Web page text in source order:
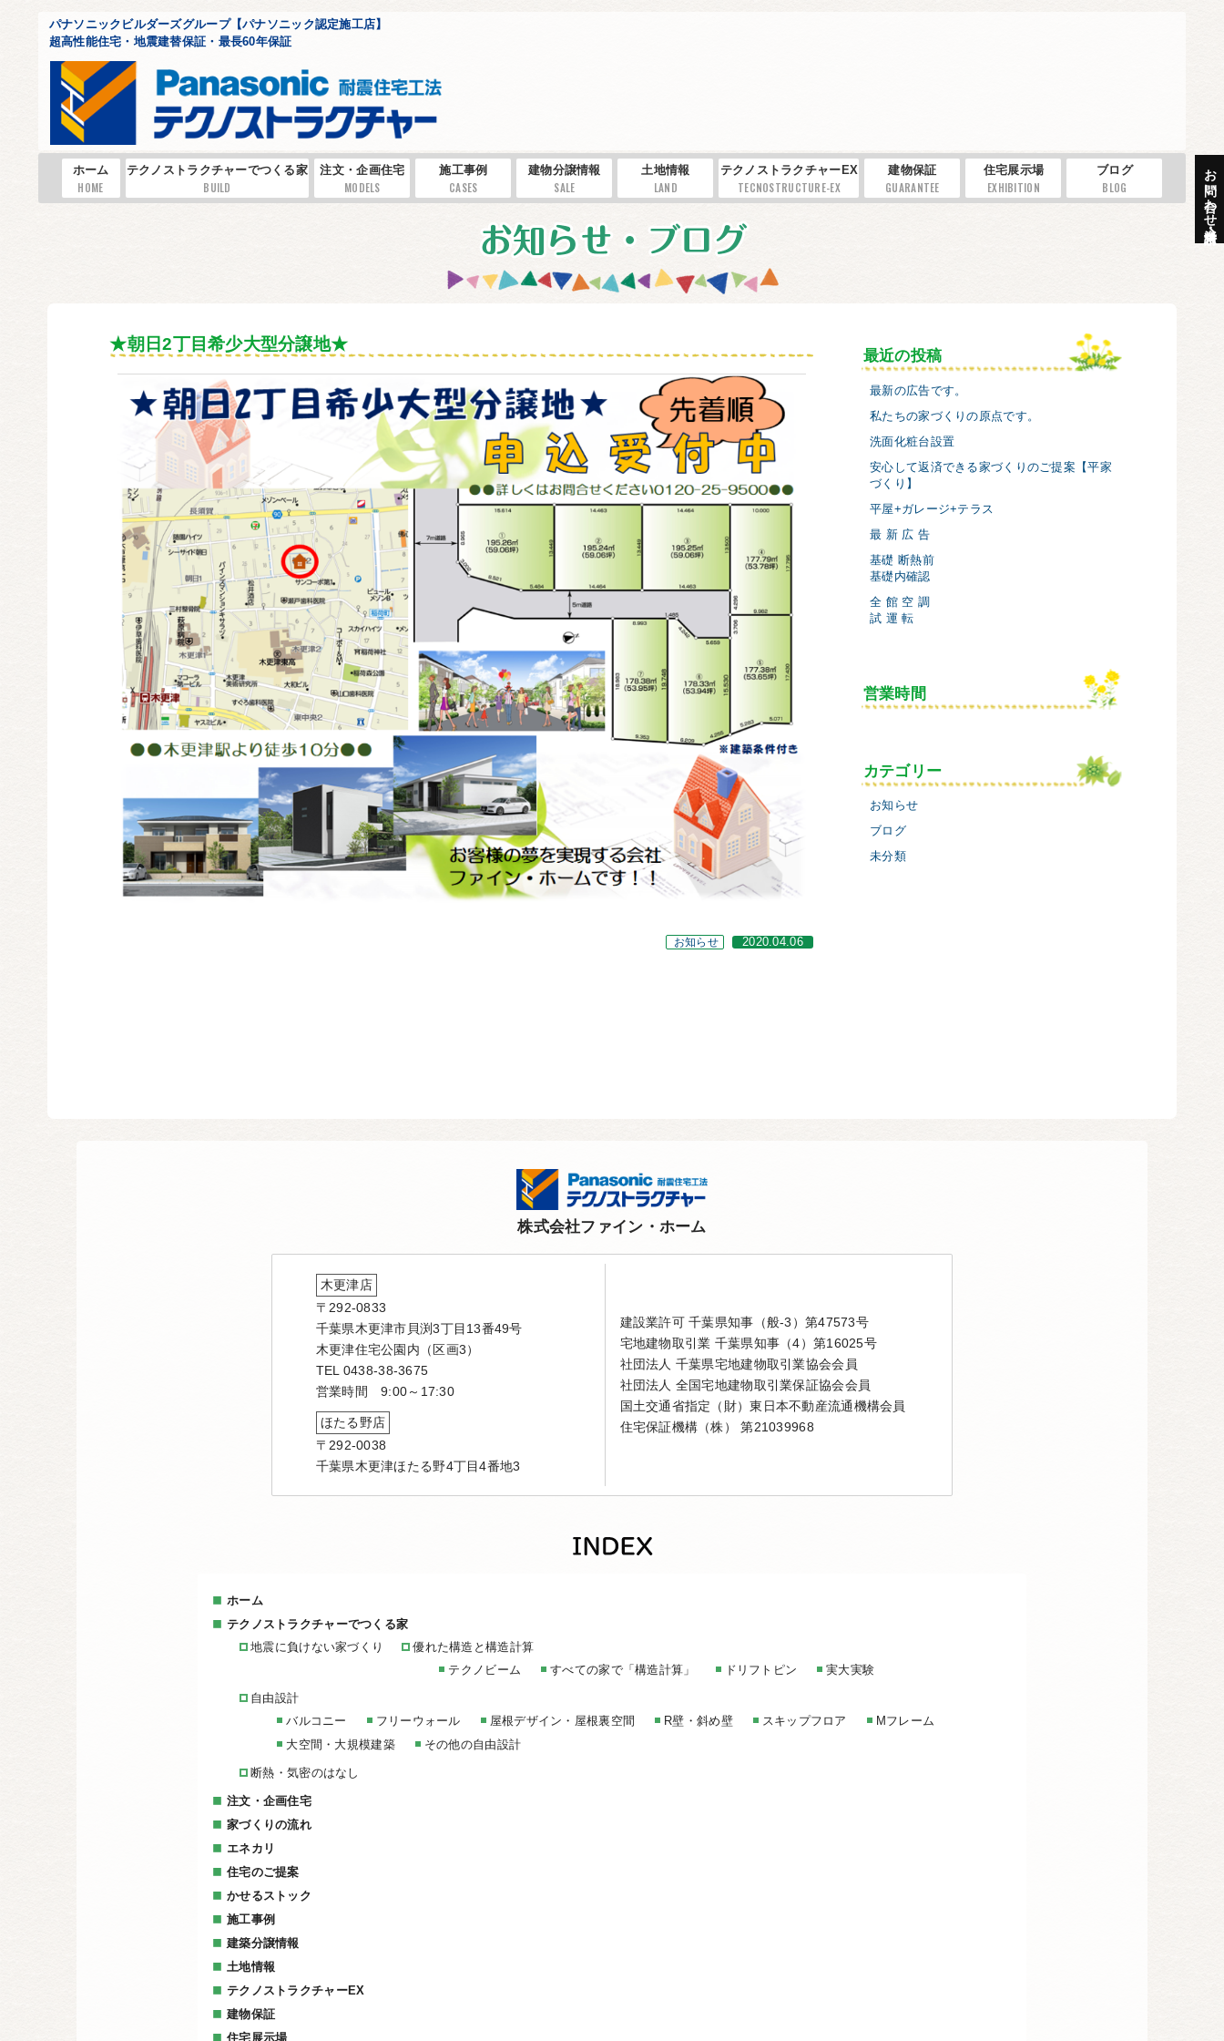
お問い合わせ・資料請求
パナソニックビルダーズグループ【パナソニック認定施工店】
超高性能住宅・地震建替保証・最長60年保証
ホーム
HOME
テクノストラクチャーでつくる家
BUILD
注文・企画住宅
MODELS
施工事例
CASES
建物分譲情報
SALE
土地情報
LAND
テクノストラクチャーEX
TECNOSTRUCTURE-EX
建物保証
GUARANTEE
住宅展示場
EXHIBITION
ブログ
BLOG
★朝日2丁目希少大型分譲地★
お知らせ 2020.04.06
最近の投稿
最新の広告です。
私たちの家づくりの原点です。
洗面化粧台設置
安心して返済できる家づくりのご提案【平家
づくり】
平屋+ガレージ+テラス
最 新 広 告
基礎 断熱前
基礎内確認
全 館 空 調
試 運 転
営業時間
カテゴリー
お知らせ
ブログ
未分類
株式会社ファイン・ホーム
木更津店
〒292-0833
千葉県木更津市貝渕3丁目13番49号
木更津住宅公園内（区画3）
TEL 0438-38-3675
営業時間 9:00～17:30
ほたる野店
〒292-0038
千葉県木更津ほたる野4丁目4番地3
建設業許可 千葉県知事（般-3）第47573号
宅地建物取引業 千葉県知事（4）第16025号
社団法人 千葉県宅地建物取引業協会会員
社団法人 全国宅地建物取引業保証協会会員
国土交通省指定（財）東日本不動産流通機構会員
住宅保証機構（株） 第21039968
ホーム
テクノストラクチャーでつくる家
地震に負けない家づくり
優れた構造と構造計算
テクノビーム
すべての家で「構造計算」 ドリフトピン 実大実験
自由設計
バルコニー
フリーウォール 屋根デザイン・屋根裏空間 R壁・斜め壁 スキップフロア
Mフレーム
大空間・大規模建築
その他の自由設計
断熱・気密のはなし
注文・企画住宅
家づくりの流れ
エネカリ
住宅のご提案
かせるストック
施工事例
建築分譲情報
土地情報
テクノストラクチャーEX
建物保証
住宅展示場